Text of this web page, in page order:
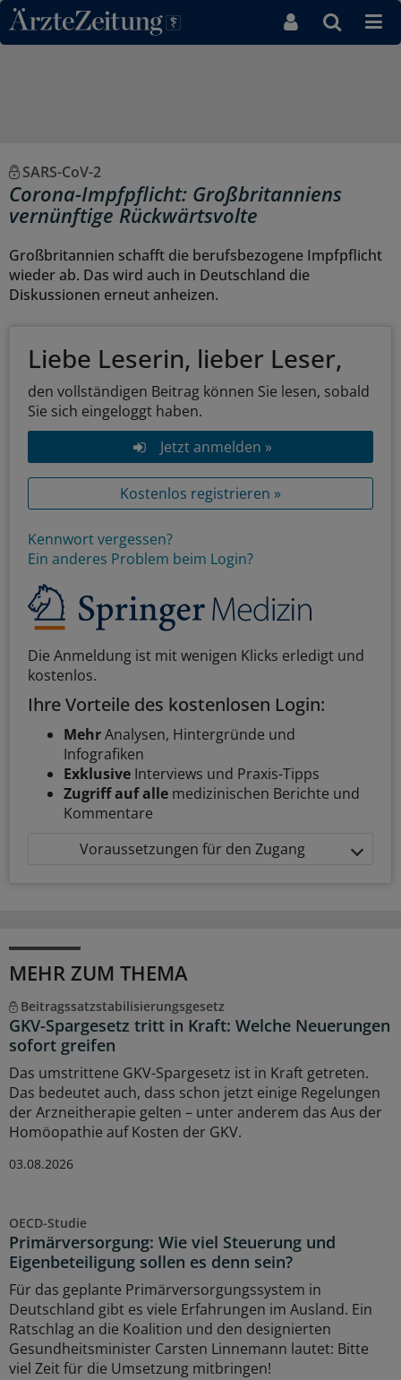
Direkt zum Inhaltsbereich
SARS-CoV-2
Corona-Impfpflicht: Großbritanniens
vernünftige Rückwärtsvolte
Großbritannien schafft die berufsbezogene Impfpflicht
wieder ab. Das wird auch in Deutschland die
Diskussionen erneut anheizen.
Liebe Leserin, lieber Leser,
den vollständigen Beitrag können Sie lesen, sobald
Sie sich eingeloggt haben.
Jetzt anmelden »
Kostenlos registrieren »
Kennwort vergessen?
Ein anderes Problem beim Login?
Die Anmeldung ist mit wenigen Klicks erledigt und
kostenlos.
Ihre Vorteile des kostenlosen Login:
MehrAnalysen, Hintergründe und
Infografiken
Exklusive Interviews und Praxis-Tipps
Zugriff auf alle medizinischen Berichte und
Kommentare
Voraussetzungen für den Zugang
MEHR ZUM THEMA
Beitragssatzstabilisierungsgesetz
GKV-Spargesetz tritt in Kraft: Welche Neuerungen
sofort greifen
Das umstrittene GKV-Spargesetz ist in Kraft getreten.
Das bedeutet auch, dass schon jetzt einige Regelungen
der Arzneitherapie gelten – unter anderem das Aus der
Homöopathie auf Kosten der GKV.
03.08.2026
OECD-Studie
Primärversorgung: Wie viel Steuerung und
Eigenbeteiligung sollen es denn sein?
Für das geplante Primärversorgungssystem in
Deutschland gibt es viele Erfahrungen im Ausland. Ein
Ratschlag an die Koalition und den designierten
Gesundheitsminister Carsten Linnemann lautet: Bitte
viel Zeit für die Umsetzung mitbringen!